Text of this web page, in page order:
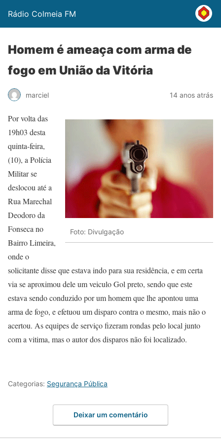
Rádio Colmeia FM
Homem é ameaça com arma de
fogo em União da Vitória
marciel 14 anos atrás
Foto: Divulgação
Por volta das
19h03 desta
quinta-feira,
(10), a Polícia
Militar se
deslocou até a
Rua Marechal
Deodoro da
Fonseca no
Bairro Limeira,
onde o
solicitante disse que estava indo para sua residência, e em certa
via se aproximou dele um veiculo Gol preto, sendo que este
estava sendo conduzido por um homem que lhe apontou uma
arma de fogo, e efetuou um disparo contra o mesmo, mais não o
acertou. As equipes de serviço fizeram rondas pelo local junto
com a vitima, mas o autor dos disparos não foi localizado.
Categorias: Segurança Pública
Deixar um comentário